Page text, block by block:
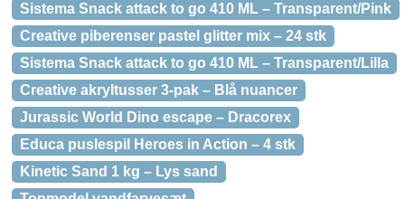
Sistema Snack attack to go 410 ML – Transparent/Pink
Creative piberenser pastel glitter mix – 24 stk
Sistema Snack attack to go 410 ML – Transparent/Lilla
Creative akryltusser 3-pak – Blå nuancer
Jurassic World Dino escape – Dracorex
Educa puslespil Heroes in Action – 4 stk
Kinetic Sand 1 kg – Lys sand